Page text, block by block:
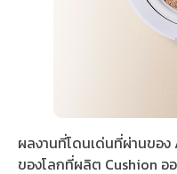
ผลงานที่โดนเด่นที่ผ่านขอ
ของโลกที่ผลิต Cushion